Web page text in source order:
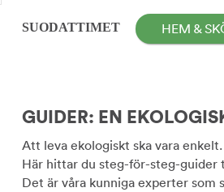
SUODATTIMET HEM &
GUIDER: EN
Att leva ekologiskt ska vara
Här hittar du steg-för-steg-guider
Det är våra kunniga experter